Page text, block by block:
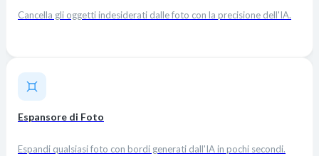
Cancella gli oggetti indesiderati dalle foto con la precisione dell'IA.
Espansore di Foto
Espandi qualsiasi foto con bordi generati dall'IA in pochi secondi.